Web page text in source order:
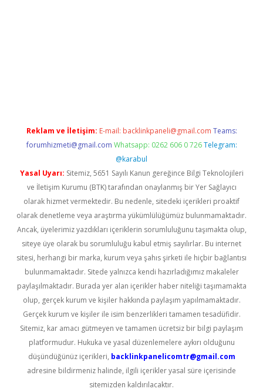
Reklam ve İletişim: E-mail: backlinkpaneli@gmail.com Teams:
forumhizmeti@gmail.com Whatsapp: 0262 606 0 726 Telegram:
@karabul
Yasal Uyarı: Sitemiz, 5651 Sayılı Kanun gereğince Bilgi Teknolojileri
ve İletişim Kurumu (BTK) tarafından onaylanmış bir Yer Sağlayıcı
olarak hizmet vermektedir. Bu nedenle, sitedeki içerikleri proaktif
olarak denetleme veya araştırma yükümlülüğümüz bulunmamaktadır.
Ancak, üyelerimiz yazdıkları içeriklerin sorumluluğunu taşımakta olup,
siteye üye olarak bu sorumluluğu kabul etmiş sayılırlar. Bu internet
sitesi, herhangi bir marka, kurum veya şahıs şirketi ile hiçbir bağlantısı
bulunmamaktadır. Sitede yalnızca kendi hazırladığımız makaleler
paylaşılmaktadır. Burada yer alan içerikler haber niteliği taşımamakta
olup, gerçek kurum ve kişiler hakkında paylaşım yapılmamaktadır.
Gerçek kurum ve kişiler ile isim benzerlikleri tamamen tesadüfidir.
Sitemiz, kar amacı gütmeyen ve tamamen ücretsiz bir bilgi paylaşım
platformudur. Hukuka ve yasal düzenlemelere aykırı olduğunu
düşündüğünüz içerikleri, backlinkpanelicomtr@gmail.com
adresine bildirmeniz halinde, ilgili içerikler yasal süre içerisinde
sitemizden kaldırılacaktır.